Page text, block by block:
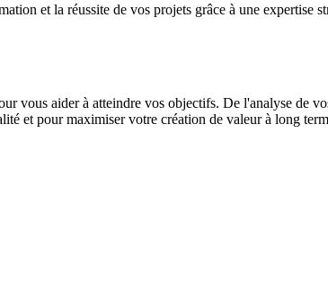
et la réussite de vos projets grâce à une expertise
vous aider à atteindre vos objectifs. De l'analyse de
et pour maximiser votre création de valeur à long